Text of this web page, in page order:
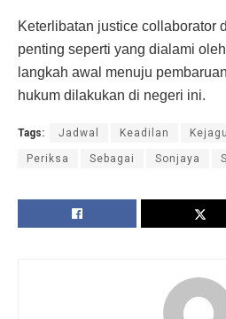
Keterlibatan justice collaborator
penting seperti yang dialami
langkah awal menuju
hukum dilakukan di negeri ini.
Tags: Jadwal Keadilan
Periksa Sebagai Sonjaya